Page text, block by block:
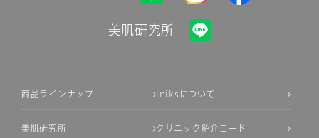
美肌研究所
商品ラインナップ iniksについて
美肌研究所 クリニック紹介コード